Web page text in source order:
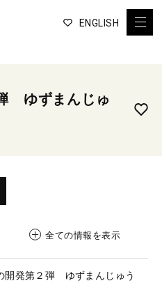
ENGLISH
ゆずまんじゅ
全ての情報を表示
開発第２弾 ゆずまんじゅう